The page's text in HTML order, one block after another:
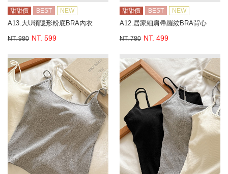
甜甜價 BEST NEW
A13.大U領隱形粉底BRA內衣
NT. 980 NT. 599
甜甜價 BEST NEW
A12.居家細肩帶羅紋BRA背心
NT. 780 NT. 499